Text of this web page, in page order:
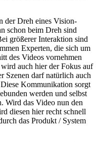
der Dreh eines Vision-
schon beim Dreh sind
größerer Interaktion sind
Experten, die sich um
des Videos vornehmen
auch hier der Fokus auf
Szenen darf natürlich auch
Kommunikation sorgt
werden und selbst
Wird das Video nun den
diesen hier recht schnell
das Produkt / System